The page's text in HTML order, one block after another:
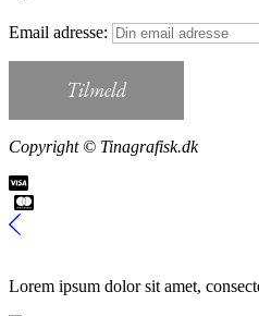
Email adresse:
Copyright © Tinagrafisk.dk
Lorem ipsum dolor sit amet,